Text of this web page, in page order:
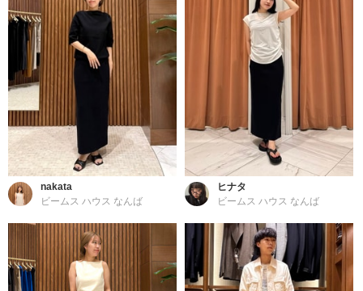
nakata
ビームス ハウス なんば
ヒナタ
ビームス ハウス なんば